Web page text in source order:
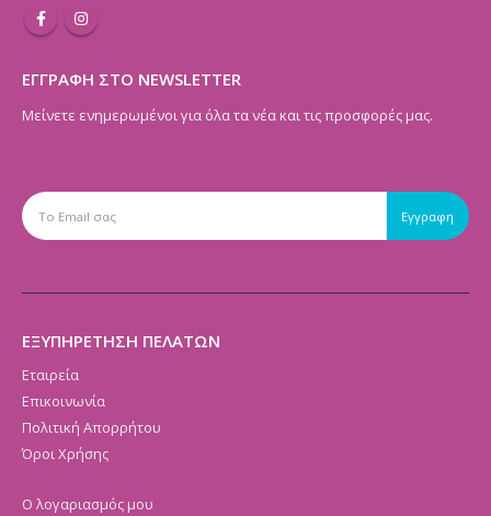
ΕΓΓΡΑΦΗ ΣΤΟ NEWSLETTER
Μείνετε ενημερωμένοι για όλα τα νέα και τις προσφορές μας.
ΕΞΥΠΗΡΕΤΗΣΗ ΠΕΛΑΤΩΝ
Εταιρεία
Επικοινωνία
Πολιτική Απορρήτου
Όροι Χρήσης
Ο λογαριασμός μου